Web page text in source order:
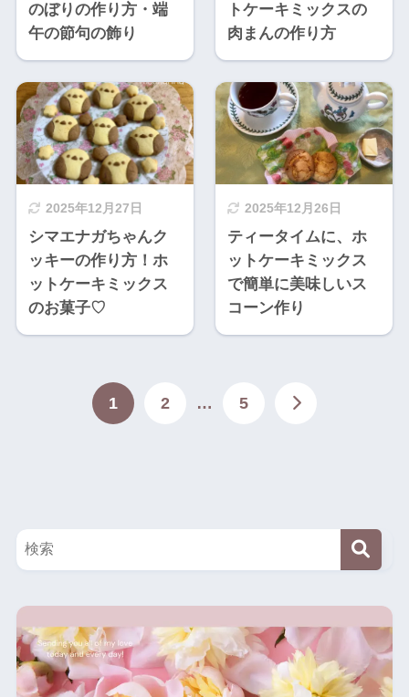
のぼりの作り方・端
午の節句の飾り
トケーキミックスの
肉まんの作り方
2025年12月27日
シマエナガちゃんク
ッキーの作り方！ホ
ットケーキミックス
のお菓子♡
2025年12月26日
ティータイムに、ホ
ットケーキミックス
で簡単に美味しいス
コーン作り
1 2 … 5